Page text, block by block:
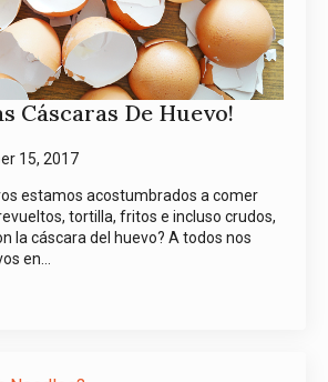
Cáscaras De Huevo!
15, 2017
estamos acostumbrados a comer
tortilla, fritos e incluso crudos,
la cáscara del huevo? A todos nos
en…